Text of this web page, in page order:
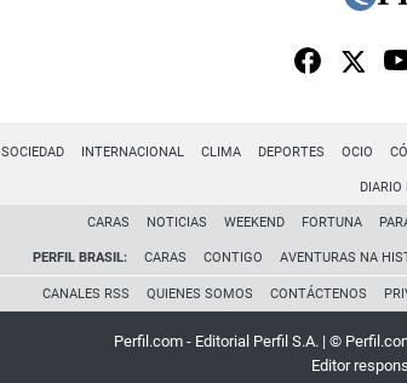
SOCIEDAD INTERNACIONAL CLIMA DEPORTES OCIO
DIARIO
CARAS NOTICIAS WEEKEND FORTUNA
PERFIL BRASIL: CARAS CONTIGO AVENTURAS NA
CANALES RSS QUIENES SOMOS CONTÁCTENOS
Perfil.com - Editorial Perfil S.A. | ©
Editor